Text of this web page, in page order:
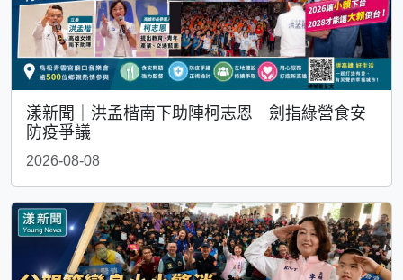
漾新聞｜洪孟楷南下助陣柯志恩 劍指綠營食安
防疫爭議
2026-08-08